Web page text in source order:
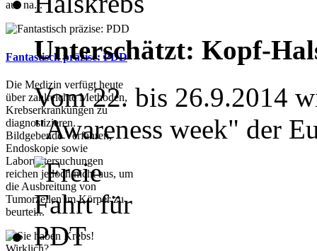
aus na...
Fantastisch präzise: PDD
Die Medizin verfügt heute
über zahlreichte Methoden,
Krebserkrankungen zu
diagnostizieren.
Bildgebende Verfahren,
Endoskopie sowie
Laboruntersuchungen
reichen jedoch nicht aus, um
die Ausbreitung von
Tumorzellen im Körper zu
beurtei...
Unterschätzt: Kopf-
Vom 22. bis 26.9.2014
"Awareness week" der